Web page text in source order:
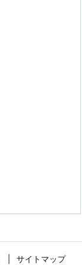
サイトマップ